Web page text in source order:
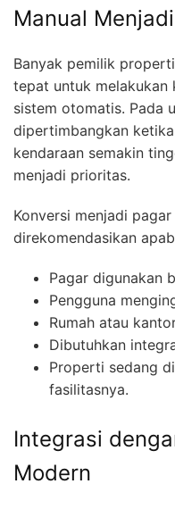
Manual
Banyak pemilik
tepat untuk melakukan
sistem otomatis. Pada
dipertimbangkan
kendaraan semakin
menjadi prioritas.
Konversi menjadi
direkomendasikan
Pagar digunakan
Pengguna
Rumah atau
Dibutuhkan
Properti sedang
fasilitasnya.
Integrasi
Modern